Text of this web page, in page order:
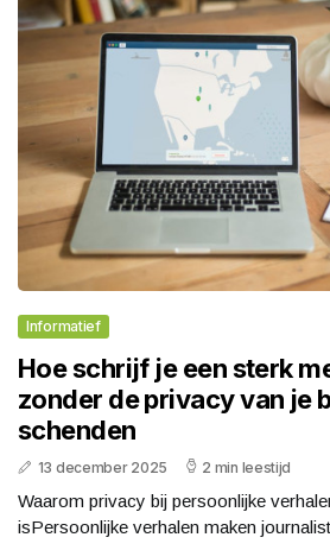
Informatief
Hoe schrijf je een sterk
zonder de privacy van je
schenden
13 december 2025 2 min leestijd
Waarom privacy bij persoonlijke
isPersoonlijke verhalen maken